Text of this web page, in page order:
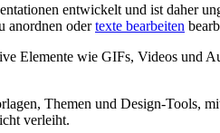
entwickelt und ist daher
anordnen odertexte bearbeiten
Elemente wie GIFs, Videos und
Themen und Design-Tools,
verleiht.